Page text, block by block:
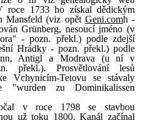
roce 1733 ho získal dědickým
Mansfeld (viz opět Geni.comh -
Grünberg, nesoucí jméno (v
- pozn. překl.) podle zdejší
Hrádky - pozn. překl.) podle
Antigl a Modrava (u ní v
překl.). Prosvětlování lesů
Vchynicím-Tetovu se stávaly
"wurden zu Dominikalissen
v roce 1798 se stavbou
už toku 1800. Kanál začínal